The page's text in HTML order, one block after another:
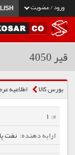
ورود / عضویت
قیر 4050
بورس کالا اطلاعیه
1
نفت